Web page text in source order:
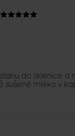
do sklenice a
sušené mléko v